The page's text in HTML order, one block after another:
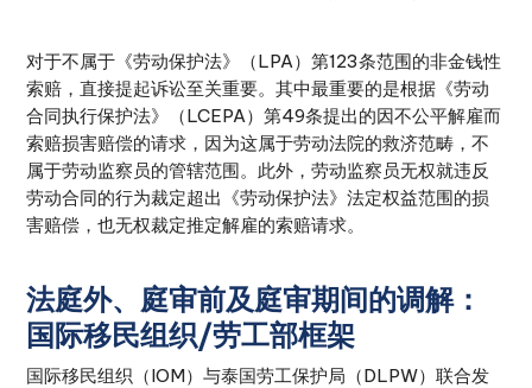
对于不属于《劳动保护法》（LPA）第123条范围的非金钱性
索赔，直接提起诉讼至关重要。其中最重要的是根据《劳动
合同执行保护法》（LCEPA）第49条提出的因不公平解雇而
索赔损害赔偿的请求，因为这属于劳动法院的救济范畴，不
属于劳动监察员的管辖范围。此外，劳动监察员无权就违反
劳动合同的行为裁定超出《劳动保护法》法定权益范围的损
害赔偿，也无权裁定推定解雇的索赔请求。
法庭外、庭审前及庭审期间的调解：
国际移民组织/劳工部框架
国际移民组织（IOM）与泰国劳工保护局（DLPW）联合发